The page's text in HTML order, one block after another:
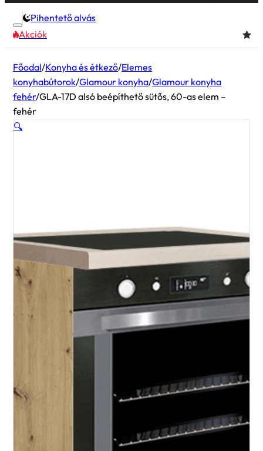
Pihentető alvás
Akciók
Főodal/Konyha és étkező/Elemes
konyhabútorok/Glamour konyha/Glamour konyha
fehér/GLA-17D alsó beépíthető sütős, 60-as elem –
fehér
🔍